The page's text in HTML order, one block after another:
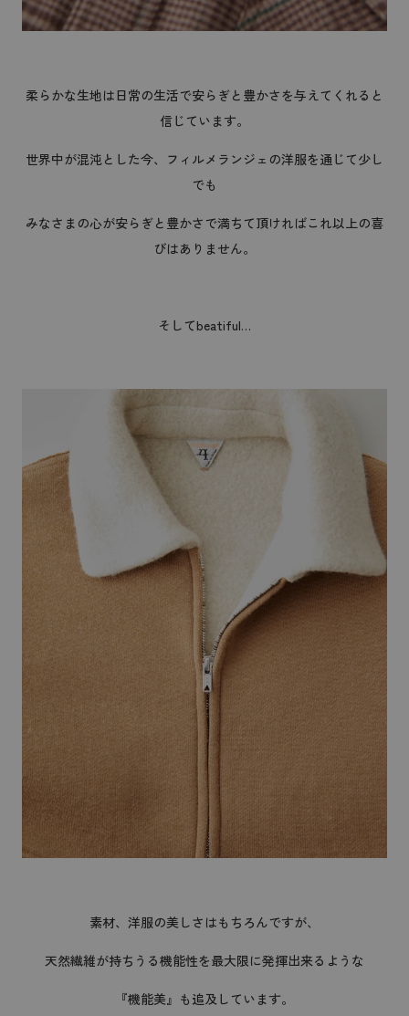
柔らかな生地は日常の生活で安らぎと豊かさを与えてくれると
信じています。
世界中が混沌とした今、フィルメランジェの洋服を通じて少し
でも
みなさまの心が安らぎと豊かさで満ちて頂ければこれ以上の喜
びはありません。
そしてbeatiful…
素材、洋服の美しさはもちろんですが、
天然繊維が持ちうる機能性を最大限に発揮出来るような
『機能美』も追及しています。